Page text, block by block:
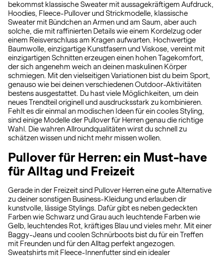
bekommst klassische Sweater mit aussagekräftigem Aufdruck,
Hoodies, Fleece-Pullover und Strickmodelle, klassische
Sweater mit Bündchen an Armen und am Saum, aber auch
solche, die mit raffinierten Details wie einem Kordelzug oder
einem Reisverschluss am Kragen aufwarten. Hochwertige
Baumwolle, einzigartige Kunstfasern und Viskose, vereint mit
einzigartigen Schnitten erzeugen einen hohen Tagekomfort,
der sich angenehm weich an deinen maskulinen Körper
schmiegen. Mit den vielseitigen Variationen bist du beim Sport,
genauso wie bei deinen verschiedenen Outdoor-Aktivitäten
bestens ausgestattet. Du hast viele Möglichkeiten, um dein
neues Trendteil originell und ausdrucksstark zu kombinieren.
Fehlt es dir einmal an modischen Ideen für ein cooles Styling,
sind einige Modelle der Pullover für Herren genau die richtige
Wahl. Die wahren Allroundqualitäten wirst du schnell zu
schätzen wissen und nicht mehr missen wollen.
Pullover für Herren: ein Must-have
für Alltag und Freizeit
Gerade in der Freizeit sind Pullover Herren eine gute Alternative
zu deiner sonstigen Business-Kleidung und erlauben dir
kunstvolle, lässige Stylings. Dafür gibt es neben gedeckten
Farben wie Schwarz und Grau auch leuchtende Farben wie
Gelb, leuchtendes Rot, kräftiges Blau und vieles mehr. Mit einer
Baggy-Jeans und coolen Schnürboots bist du für ein Treffen
mit Freunden und für den Alltag perfekt angezogen.
Sweatshirts mit Fleece-Innenfutter sind ein idealer